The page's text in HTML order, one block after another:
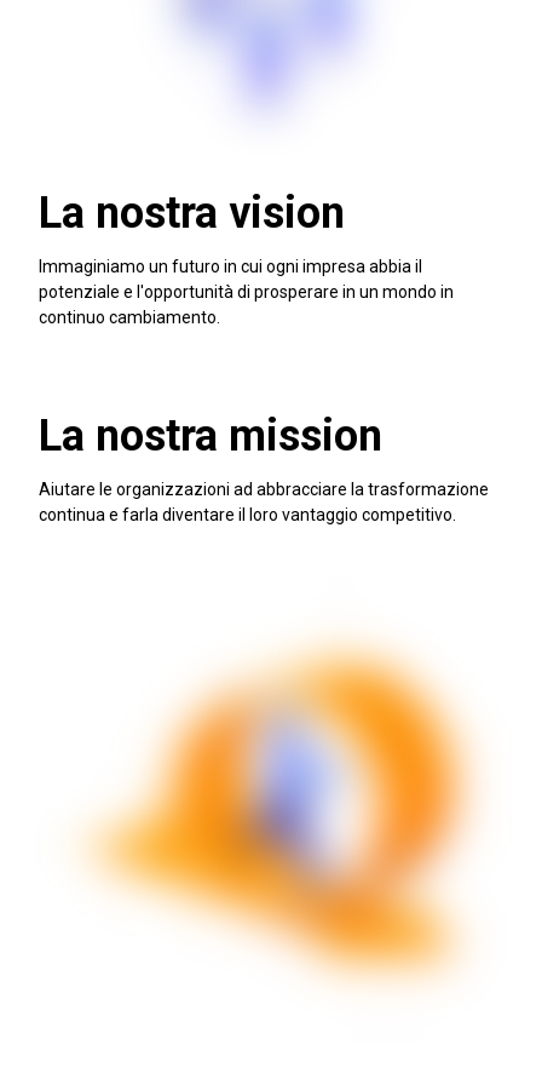
La nostra vision
Immaginiamo un futuro in cui ogni impresa abbia il
potenziale e l'opportunità di prosperare in un mondo in
continuo cambiamento.
La nostra mission
Aiutare le organizzazioni ad abbracciare la trasformazione
continua e farla diventare il loro vantaggio competitivo.